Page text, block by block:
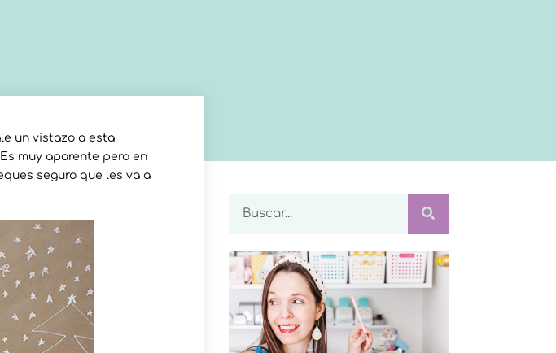
un vistazo a esta
muy aparente pero en
seguro que les va a